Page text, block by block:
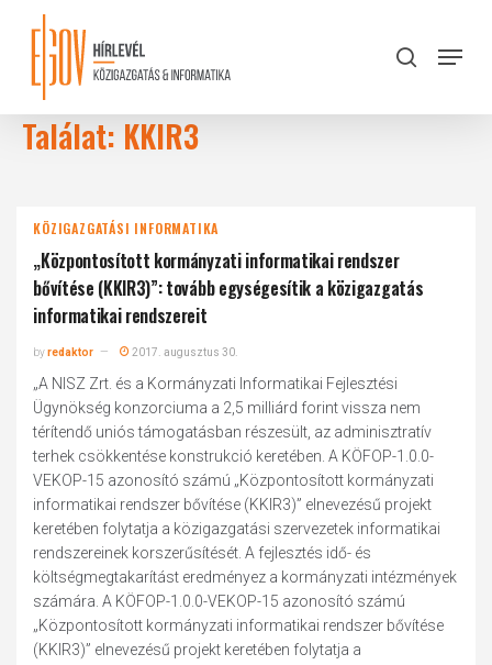
content
search
Menu
Találat: KKIR3
KÖZIGAZGATÁSI INFORMATIKA
„Központosított kormányzati informatikai rendszer
bővítése (KKIR3)”: tovább egységesítik a közigazgatás
informatikai rendszereit
byredaktor 2017. augusztus 30.
„A NISZ Zrt. és a Kormányzati Informatikai Fejlesztési
Ügynökség konzorciuma a 2,5 milliárd forint vissza nem
térítendő uniós támogatásban részesült, az adminisztratív
terhek csökkentése konstrukció keretében. A KÖFOP-1.0.0-
VEKOP-15 azonosító számú „Központosított kormányzati
informatikai rendszer bővítése (KKIR3)” elnevezésű projekt
keretében folytatja a közigazgatási szervezetek informatikai
rendszereinek korszerűsítését. A fejlesztés idő- és
költségmegtakarítást eredményez a kormányzati intézmények
számára. A KÖFOP-1.0.0-VEKOP-15 azonosító számú
„Központosított kormányzati informatikai rendszer bővítése
(KKIR3)” elnevezésű projekt keretében folytatja a
Close